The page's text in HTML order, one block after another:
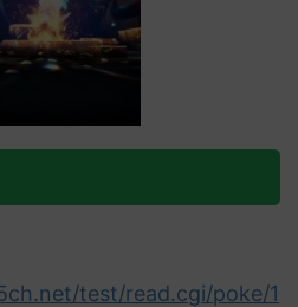
test/read.cgi/poke/1